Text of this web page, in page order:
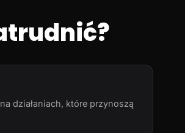
działaniach, które przynoszą